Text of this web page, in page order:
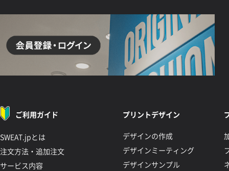
ご利用ガイド
SWEAT.jpとは
注文方法・追加注文
サービス内容
プリントデザイン
デザインの作成
デザインミーティング
デザインサンプル